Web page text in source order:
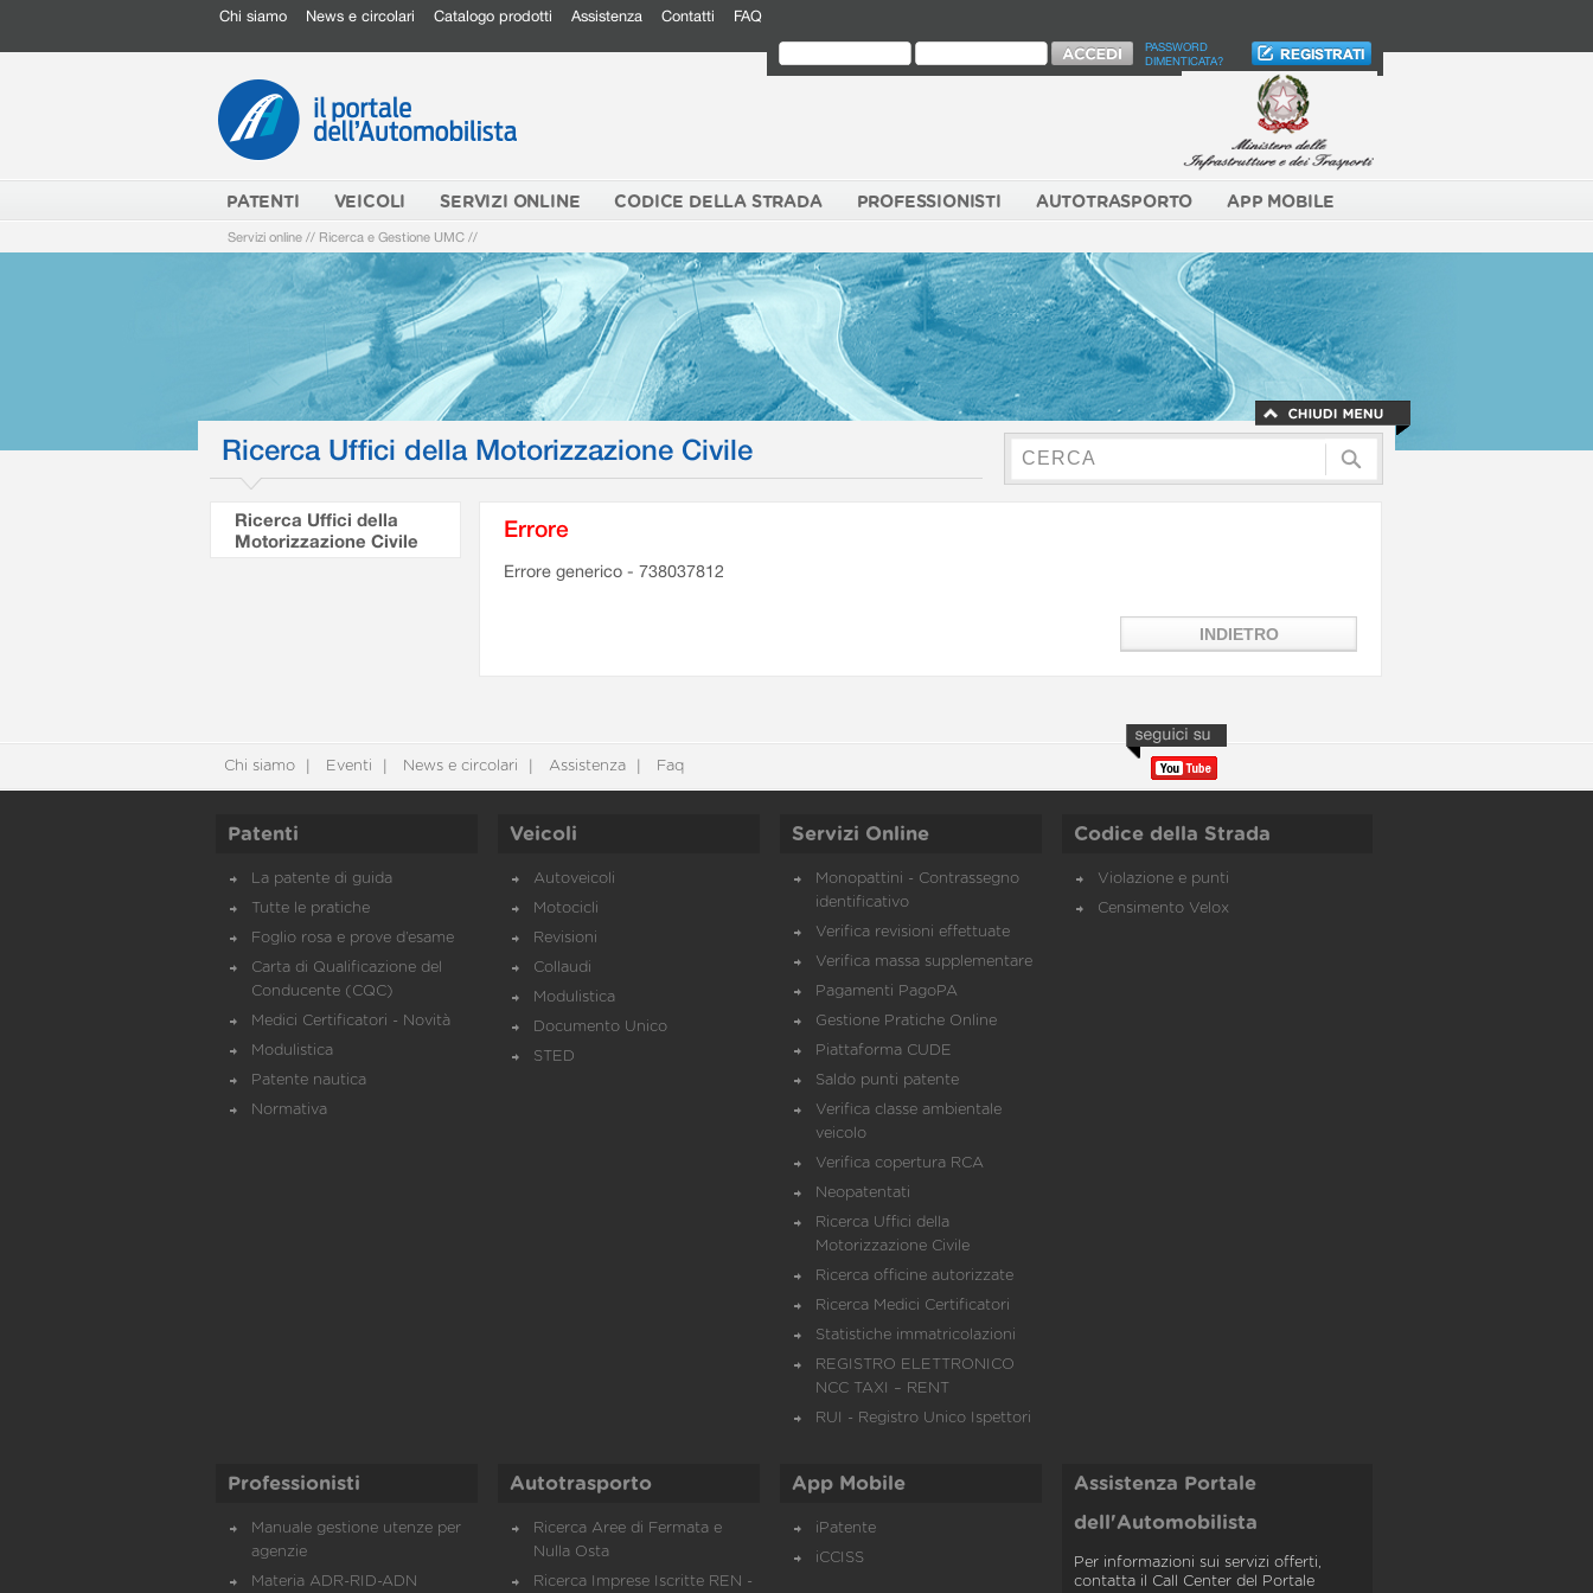
Chi siamo News e circolari Catalogo prodotti Assistenza Contatti FAQ
PASSWORD
DIMENTICATA?
PATENTI VEICOLI SERVIZI ONLINE CODICE DELLA STRADA PROFESSIONISTI AUTOTRASPORTO APP MOBILE
Servizi online // Ricerca e Gestione UMC //
Ricerca Uffici della Motorizzazione Civile
Ricerca Uffici della
Motorizzazione Civile
Errore
Errore generico - 738037812
Chi siamo Eventi News e circolari Assistenza Faq
Patenti
La patente di guida
Tutte le pratiche
Foglio rosa e prove d’esame
Carta di Qualificazione del
Conducente (CQC)
Medici Certificatori - Novità
Modulistica
Patente nautica
Normativa
Veicoli
Autoveicoli
Motocicli
Revisioni
Collaudi
Modulistica
Documento Unico
STED
Servizi Online
Monopattini - Contrassegno
identificativo
Verifica revisioni effettuate
Verifica massa supplementare
Pagamenti PagoPA
Gestione Pratiche Online
Piattaforma CUDE
Saldo punti patente
Verifica classe ambientale
veicolo
Verifica copertura RCA
Neopatentati
Ricerca Uffici della
Motorizzazione Civile
Ricerca officine autorizzate
Ricerca Medici Certificatori
Statistiche immatricolazioni
REGISTRO ELETTRONICO
NCC TAXI – RENT
RUI - Registro Unico Ispettori
Codice della Strada
Violazione e punti
Censimento Velox
Professionisti
Manuale gestione utenze per
agenzie
Materia ADR-RID-ADN
Autotrasporto
Ricerca Aree di Fermata e
Nulla Osta
Ricerca Imprese Iscritte REN -
App Mobile
iPatente
iCCISS
Assistenza Portale
dell'Automobilista
Per informazioni sui servizi offerti,
contatta il Call Center del Portale